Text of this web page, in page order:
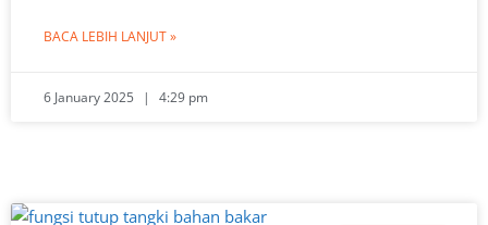
BACA LEBIH LANJUT »
6 January 2025 4:29 pm